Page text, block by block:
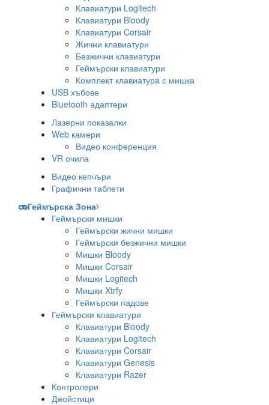
Клавиатури Logitech
Клавиатури Bloody
Клавиатури Corsair
Жични клавиатури
Безжични клавиатури
Геймърски клавиатури
Комплект клавиатурa с мишка
USB хъбове
Bluetooth адаптери
Лазерни показалки
Web камери
Видео конференция
VR очила
Видео кепчъри
Графични таблети
Геймърска Зона
Геймърски мишки
Геймърски жични мишки
Геймърски безжични мишки
Мишки Bloody
Мишки Corsair
Мишки Logitech
Мишки Xtrfy
Геймърски падове
Геймърски клавиатури
Клавиатури Bloody
Клавиатури Logitech
Клавиатури Corsair
Клавиатури Genesis
Клавиатури Razer
Контролери
Джойстици